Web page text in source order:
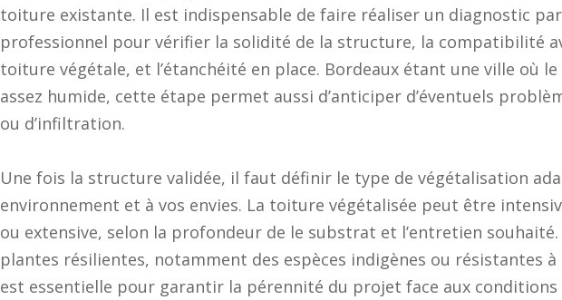
toiture existante. Il est indispensable de faire réaliser un diagnostic
professionnel pour vérifier la solidité de la structure, la compatibilité
toiture végétale, et l’étanchéité en place. Bordeaux étant une ville où
assez humide, cette étape permet aussi d’anticiper d’éventuels
ou d’infiltration.
Une fois la structure validée, il faut définir le type de végétalisation
environnement et à vos envies. La toiture végétalisée peut être
ou extensive, selon la profondeur de le substrat et l’entretien souhaité.
plantes résilientes, notamment des espèces indigènes ou résistantes à
est essentielle pour garantir la pérennité du projet face aux